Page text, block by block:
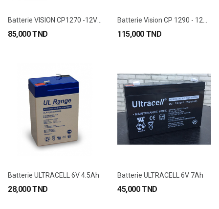
85,000 TND 115,000 TND
Batterie ULTRACELL 6V 4.5Ah
28,000 TND
Batterie ULTRACELL 6V 7Ah
45,000 TND